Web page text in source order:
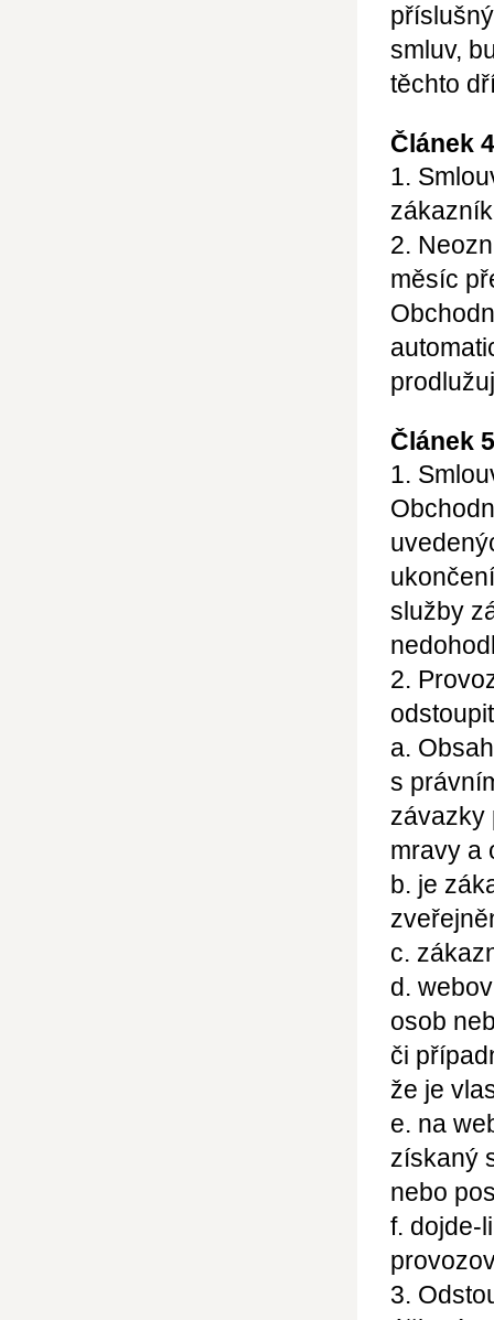
smluv,
těchto
Článek
1.
2.
měsíc
Článek
1.
služby
2.
a.
s
závazky
mravy a
b. je
c.
d.
osob
či
že je
e. na
získaný
nebo
f. dojde-
3.